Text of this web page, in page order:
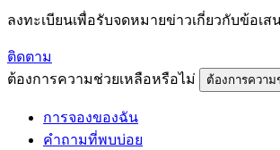
ลงทะเบียนเพื่อรับจดหมายข่าวเกี่ยวกับข้อเส
ติดตาม
ต้องการความช่วยเหลือหรือไม่
ต้องการควา
การจองของฉัน
คำถามที่พบบ่อย